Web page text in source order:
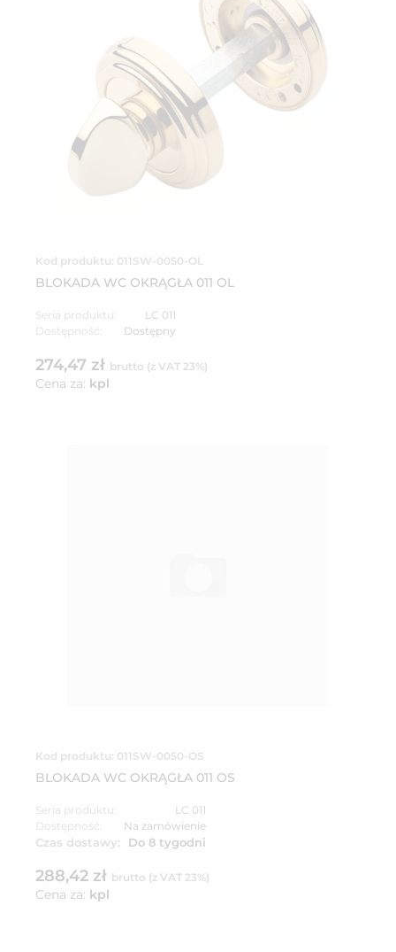
Kod produktu: 011SW-0050-OL
BLOKADA WC OKRĄGŁA 011 OL
Seria produktu:
LC 011
Dostępność:
Dostępny
274,47 zł brutto (z VAT 23%)
Cena za: kpl
Kod produktu: 011SW-0050-OS
BLOKADA WC OKRĄGŁA 011 OS
Seria produktu:
LC 011
Dostępność:
Na zamówienie
Czas dostawy: Do 8 tygodni
288,42 zł brutto (z VAT 23%)
Cena za: kpl